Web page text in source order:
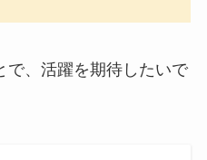
で、活躍を期待したいで